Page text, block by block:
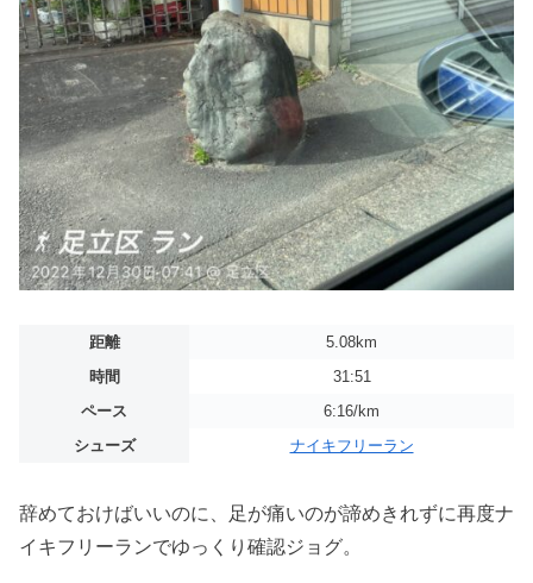
距離
5.08km
時間
31:51
ペース
6:16/km
シューズ
ナイキフリーラン
辞めておけばいいのに、足が痛いのが諦めきれずに再度ナ
イキフリーランでゆっくり確認ジョグ。